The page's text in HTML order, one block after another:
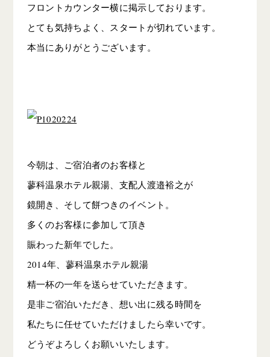
フロントカウンター横に掲示しております。
とても気持ちよく、スタートが切れています。
本当にありがとうございます。
今朝は、ご宿泊者のお客様と
蓼科温泉ホテル親湯、支配人渡邉裕之が
鏡開き、そして餅つきのイベント。
多くのお客様に参加して頂き
賑わった新年でした。
2014年、蓼科温泉ホテル親湯
精一杯の一年を送らせていただきます。
是非ご宿泊いただき、想い出に残る時間を
私たちに任せていただけましたら幸いです。
どうぞよろしくお願いいたします。